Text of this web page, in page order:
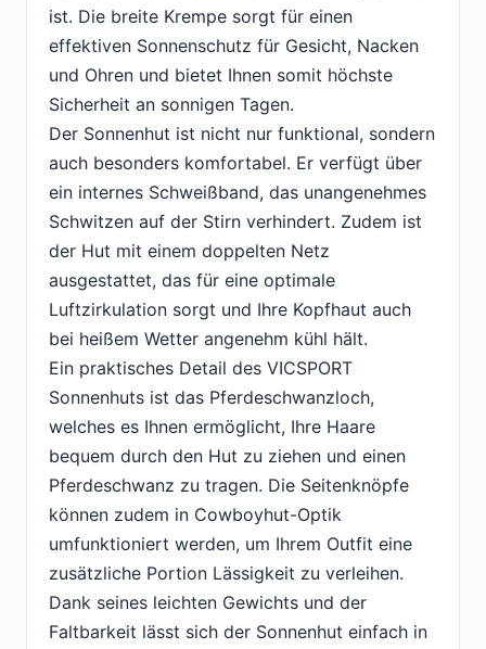
ist. Die breite Krempe sorgt für einen
effektiven Sonnenschutz für Gesicht, Nacken
und Ohren und bietet Ihnen somit höchste
Sicherheit an sonnigen Tagen.
Der Sonnenhut ist nicht nur funktional, sondern
auch besonders komfortabel. Er verfügt über
ein internes Schweißband, das unangenehmes
Schwitzen auf der Stirn verhindert. Zudem ist
der Hut mit einem doppelten Netz
ausgestattet, das für eine optimale
Luftzirkulation sorgt und Ihre Kopfhaut auch
bei heißem Wetter angenehm kühl hält.
Ein praktisches Detail des VICSPORT
Sonnenhuts ist das Pferdeschwanzloch,
welches es Ihnen ermöglicht, Ihre Haare
bequem durch den Hut zu ziehen und einen
Pferdeschwanz zu tragen. Die Seitenknöpfe
können zudem in Cowboyhut-Optik
umfunktioniert werden, um Ihrem Outfit eine
zusätzliche Portion Lässigkeit zu verleihen.
Dank seines leichten Gewichts und der
Faltbarkeit lässt sich der Sonnenhut einfach in